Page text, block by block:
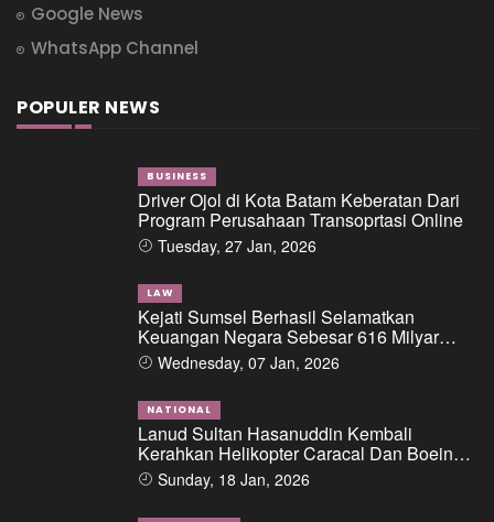
Google News
WhatsApp Channel
POPULER NEWS
BUSINESS
Driver Ojol di Kota Batam Keberatan Dari
Program Perusahaan Transoprtasi Online
Tuesday, 27 Jan, 2026
LAW
Kejati Sumsel Berhasil Selamatkan
Keuangan Negara Sebesar 616 Milyar
Dalam Perkara Dugaan Tipikor Pemberian
Fasilitas Pinjaman/Kredit Dari Salah Satu
Bank Pemerintah Kepada PT. BSS Dan PT.
SAL
Wednesday, 07 Jan, 2026
NATIONAL
Lanud Sultan Hasanuddin Kembali
Kerahkan Helikopter Caracal Dan Boeing
Intai Strategis, Lokasi Jatuhnya Pesawat
ATR 42-500 Berhasil Diidentifikasi
Sunday, 18 Jan, 2026